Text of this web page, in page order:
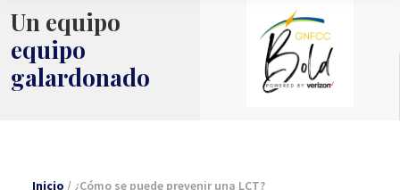
Un equipo
equipo
galardonado
Inicio / ¿Cómo se puede prevenir una LCT?